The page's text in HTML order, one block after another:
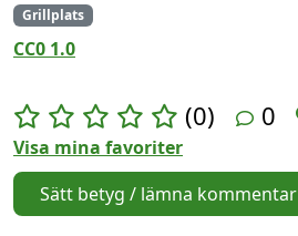
Grillplats
CC0 1.0
(0) 0
Visa mina favoriter
Sätt betyg / lämna kommentar